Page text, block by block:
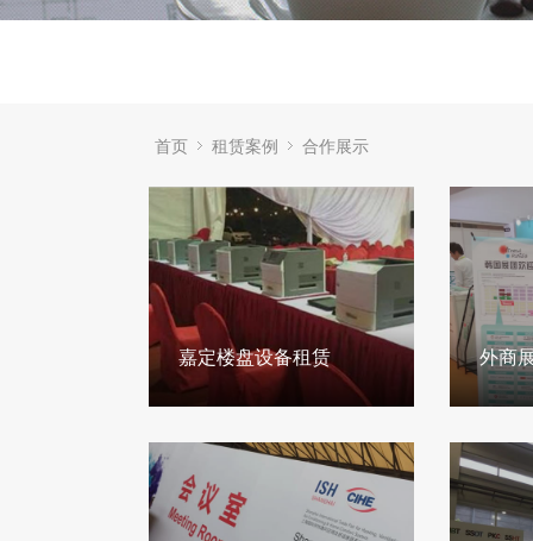
首页 租赁案例 合作展示
嘉定楼盘设备租赁 外商